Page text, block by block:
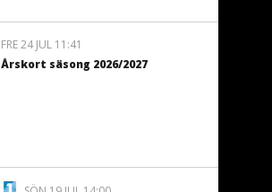
FRE 24 JUL 11:41
Årskort säsong 2026/2027